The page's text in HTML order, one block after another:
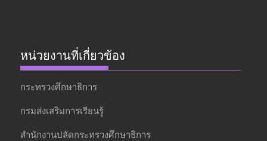
หน่วยงานที่เกี่ยวข้อง
กระทรวงศึกษาธิการ
กรมส่งเสริมการเรียนรู้
สำนักงานปลัดกระทรวงศึกษาธิการ